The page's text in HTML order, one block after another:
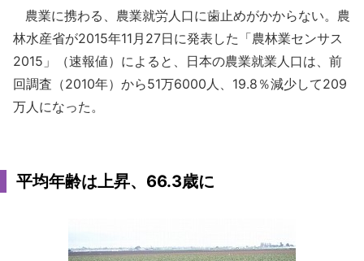
農業に携わる、農業就労人口に歯止めがかからない。農
林水産省が2015年11月27日に発表した「農林業センサス
2015」（速報値）によると、日本の農業就業人口は、前
回調査（2010年）から51万6000人、19.8％減少して209
万人になった。
平均年齢は上昇、66.3歳に